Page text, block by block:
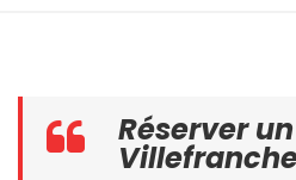
Réserver